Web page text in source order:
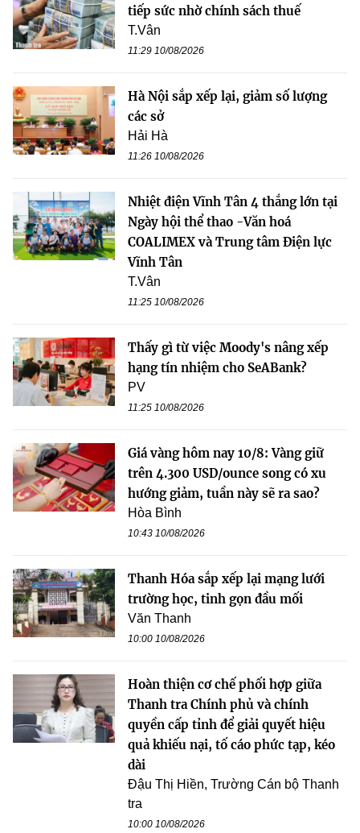
tiếp sức nhờ chính sách thuế
T.Vân
11:29 10/08/2026
Hà Nội sắp xếp lại, giảm số lượng
các sở
Hải Hà
11:26 10/08/2026
Nhiệt điện Vĩnh Tân 4 thắng lớn tại
Ngày hội thể thao -Văn hoá
COALIMEX và Trung tâm Điện lực
Vĩnh Tân
T.Vân
11:25 10/08/2026
Thấy gì từ việc Moody's nâng xếp
hạng tín nhiệm cho SeABank?
PV
11:25 10/08/2026
Giá vàng hôm nay 10/8: Vàng giữ
trên 4.300 USD/ounce song có xu
hướng giảm, tuần này sẽ ra sao?
Hòa Bình
10:43 10/08/2026
Thanh Hóa sắp xếp lại mạng lưới
trường học, tinh gọn đầu mối
Văn Thanh
10:00 10/08/2026
Hoàn thiện cơ chế phối hợp giữa
Thanh tra Chính phủ và chính
quyền cấp tỉnh để giải quyết hiệu
quả khiếu nại, tố cáo phức tạp, kéo
dài
Đậu Thị Hiền, Trường Cán bộ Thanh
tra
10:00 10/08/2026